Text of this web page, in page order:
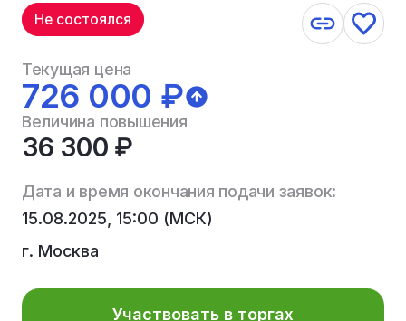
Не состоялся
Текущая цена
726 000 ₽
Величина повышения
36 300 ₽
Дата и время окончания подачи заявок:
15.08.2025, 15:00 (МСК)
г. Москва
Участвовать в торгах